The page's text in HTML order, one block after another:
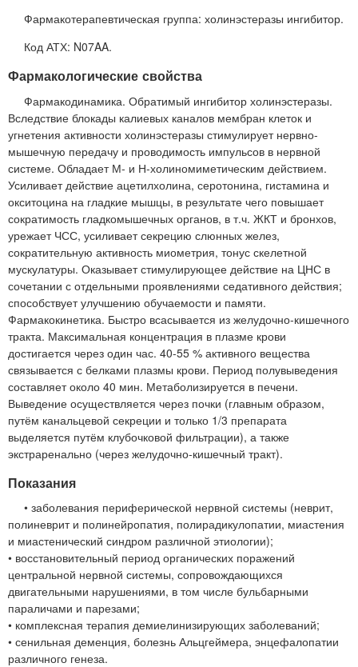
Фармакотерапевтическая группа: холинэстеразы ингибитор.
Код АТХ: N07AA.
Фармакологические свойства
Фармакодинамика. Обратимый ингибитор холинэстеразы.
Вследствие блокады калиевых каналов мембран клеток и
угнетения активности холинэстеразы стимулирует нервно-
мышечную передачу и проводимость импульсов в нервной
системе. Обладает М- и Н-холиномиметическим действием.
Усиливает действие ацетилхолина, серотонина, гистамина и
окситоцина на гладкие мышцы, в результате чего повышает
сократимость гладкомышечных органов, в т.ч. ЖКТ и бронхов,
урежает ЧСС, усиливает секрецию слюнных желез,
сократительную активность миометрия, тонус скелетной
мускулатуры. Оказывает стимулирующее действие на ЦНС в
сочетании с отдельными проявлениями седативного действия;
способствует улучшению обучаемости и памяти.
Фармакокинетика. Быстро всасывается из желудочно-кишечного
тракта. Максимальная концентрация в плазме крови
достигается через один час. 40-55 % активного вещества
связывается с белками плазмы крови. Период полувыведения
составляет около 40 мин. Метаболизируется в печени.
Выведение осуществляется через почки (главным образом,
путём канальцевой секреции и только 1/3 препарата
выделяется путём клубочковой фильтрации), а также
экстраренально (через желудочно-кишечный тракт).
Показания
• заболевания периферической нервной системы (неврит,
полиневрит и полинейропатия, полирадикулопатии, миастения
и миастенический синдром различной этиологии);
• восстановительный период органических поражений
центральной нервной системы, сопровождающихся
двигательными нарушениями, в том числе бульбарными
параличами и парезами;
• комплексная терапия демиелинизирующих заболеваний;
• сенильная деменция, болезнь Альцгеймера, энцефалопатии
различного генеза.